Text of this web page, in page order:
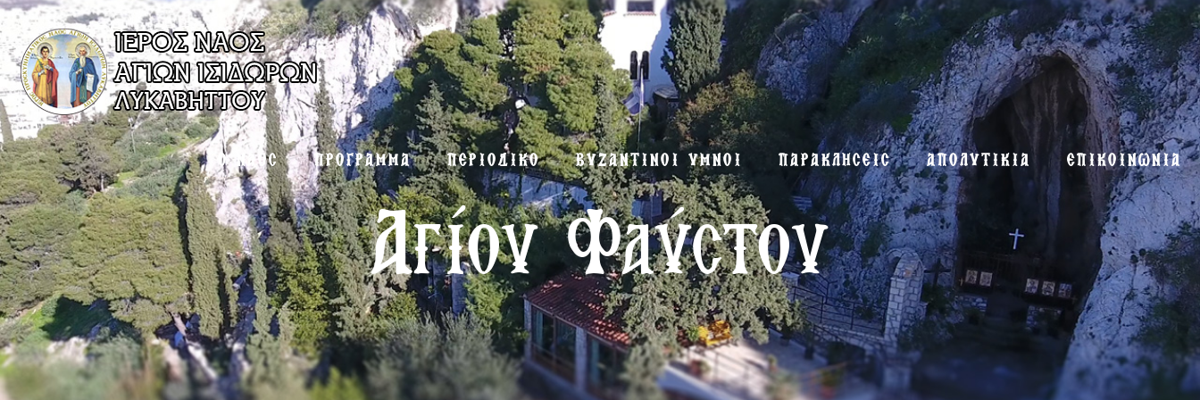
Ο ΝΑΟΣ ΠΡΟΓΡΑΜΜΑ ΠΕΡΙΟΔΙΚΟ ΒΥΖΑΝΤΙΝΟΙ ΥΜΝΟΙ ΠΑΡΑΚΛΗΣΕΙΣ ΑΠΟΛΥΤΙΚΙΑ ΕΠΙΚΟΙΝΩΝΙΑ
Αγίου Φαύστου